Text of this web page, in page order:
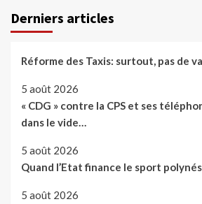
Derniers articles
Réforme des Taxis: surtout, pas de
5 août 2026
« CDG » contre la CPS et ses
dans le vide…
5 août 2026
Quand l’Etat finance le sport
5 août 2026